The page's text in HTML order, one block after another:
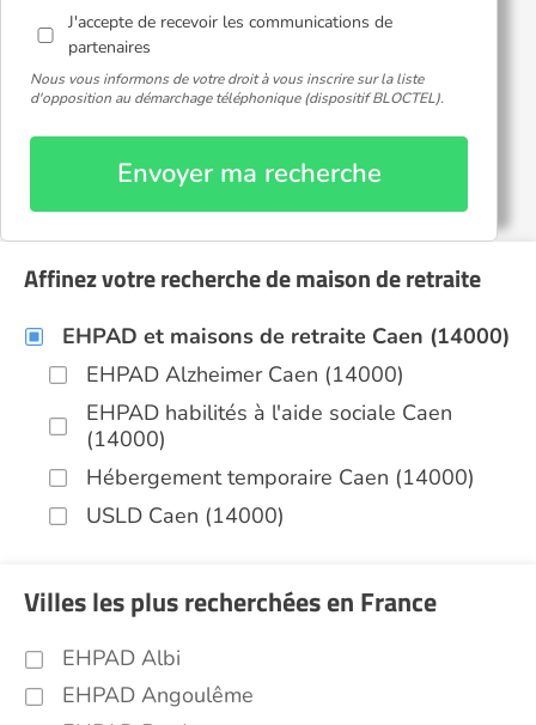
J'accepte de recevoir les communications de
partenaires
Nous vous informons de votre droit à vous inscrire sur la liste
d'opposition au démarchage téléphonique (dispositif BLOCTEL).
Envoyer ma recherche
Affinez votre recherche de maison de retraite
EHPAD et maisons de retraite Caen (14000)
EHPAD Alzheimer Caen (14000)
EHPAD habilités à l'aide sociale Caen
(14000)
Hébergement temporaire Caen (14000)
USLD Caen (14000)
Villes les plus recherchées en France
EHPAD Albi
EHPAD Angoulême